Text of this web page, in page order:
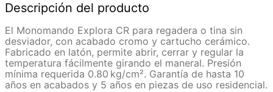
Descripción del producto
El Monomando Explora CR para regadera o tina sin
desviador, con acabado cromo y cartucho cerámico.
Fabricado en latón, permite abrir, cerrar y regular la
temperatura fácilmente girando el maneral. Presión
mínima requerida 0.80 kg/cm². Garantía de hasta 10
años en acabados y 5 años en piezas de uso residencial.